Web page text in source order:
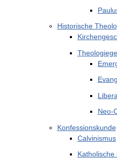
Historische
Neo-
Konfessionskunde
Calvinismus
Katholische